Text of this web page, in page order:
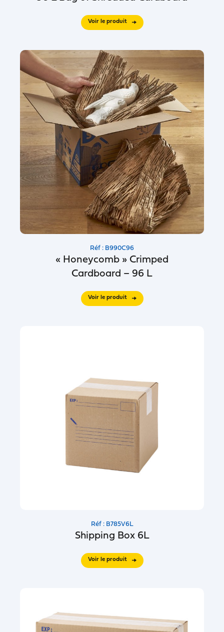
Voir le produit
Réf : B990C96
« Honeycomb » Crimped
Cardboard – 96 L
Voir le produit
Réf : B785V6L
Shipping Box 6L
Voir le produit